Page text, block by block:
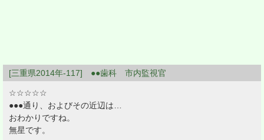
[三重県2014年-117] ●●歯科 市内監視官
☆☆☆☆☆
●●●通り、およびその近辺は…
おわかりですね。
無星です。